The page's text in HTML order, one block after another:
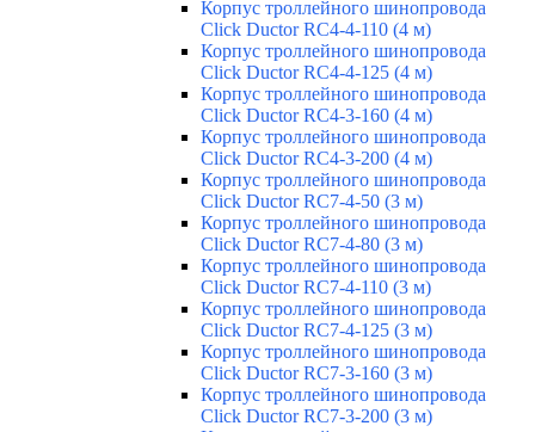
Корпус троллейного шинопровода
Click Ductor RC4-4-110 (4 м)
Корпус троллейного шинопровода
Click Ductor RC4-4-125 (4 м)
Корпус троллейного шинопровода
Click Ductor RC4-3-160 (4 м)
Корпус троллейного шинопровода
Click Ductor RC4-3-200 (4 м)
Корпус троллейного шинопровода
Click Ductor RC7-4-50 (3 м)
Корпус троллейного шинопровода
Click Ductor RC7-4-80 (3 м)
Корпус троллейного шинопровода
Click Ductor RC7-4-110 (3 м)
Корпус троллейного шинопровода
Click Ductor RC7-4-125 (3 м)
Корпус троллейного шинопровода
Click Ductor RC7-3-160 (3 м)
Корпус троллейного шинопровода
Click Ductor RC7-3-200 (3 м)